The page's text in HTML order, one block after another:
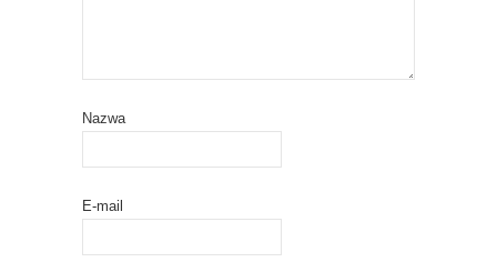
Nazwa
E-mail